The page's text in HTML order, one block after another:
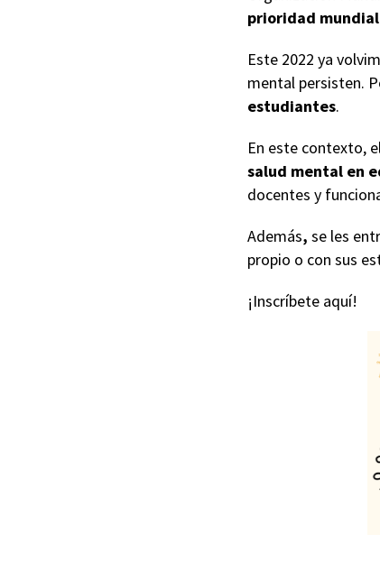
prioridad mundial
Este 2022 ya
mental persisten.
estudiantes.
En este contexto,
salud mental en
docentes y
Además, se les
propio o con sus
¡Inscríbete aquí!